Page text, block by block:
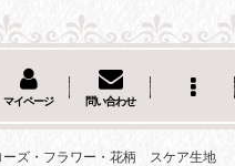
マイページ 問い合わせ
ーズ・フラワー・花柄 スケア生地